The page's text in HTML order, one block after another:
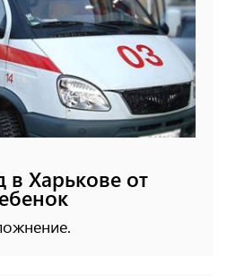
в Харькове от